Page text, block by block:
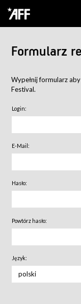
Formularz
Wypełnij formularz
Festival.
Login:
E-Mail:
Hasło:
Powtórz hasło:
Język:
polski